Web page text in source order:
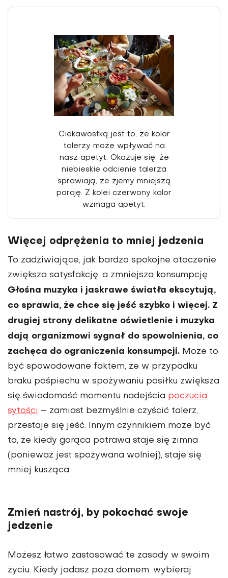
Ciekawostką jest to, że kolor
talerzy może wpływać na
nasz apetyt. Okazuje się, że
niebieskie odcienie talerza
sprawiają, że zjemy mniejszą
porcję. Z kolei czerwony kolor
wzmaga apetyt.
Więcej odprężenia to mniej jedzenia
To zadziwiające, jak bardzo spokojne otoczenie
zwiększa satysfakcję, a zmniejsza konsumpcję.
Gło­śna muzyka i jaskrawe światła ekscytują,
co sprawia, że chce się jeść szybko i więcej. Z
drugiej strony delikatne oświetlenie i muzyka
dają organizmowi sygnał do spowolnienia, co
zachęca do ogranicze­nia konsumpcji. Może to
być spowodowane faktem, że w przypadku
braku pośpiechu w spożywaniu posiłku zwiększa
się świadomość momentu nadejścia poczucia
sytości – zamiast bezmyślnie czyścić talerz,
przestaje się jeść. Innym czynnikiem może być
to, że kiedy gorąca potrawa staje się zimna
(ponieważ jest spożywana wolniej), staje się
mniej kusząca.
Zmień nastrój, by pokochać swoje
jedzenie
Możesz łatwo zastosować te zasady w swoim
życiu. Kiedy jadasz poza domem, wybieraj